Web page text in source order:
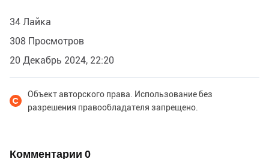
34 Лайка
308 Просмотров
20 Декабрь 2024, 22:20
Объект авторского права. Использование без
разрешения правообладателя запрещено.
Комментарии 0